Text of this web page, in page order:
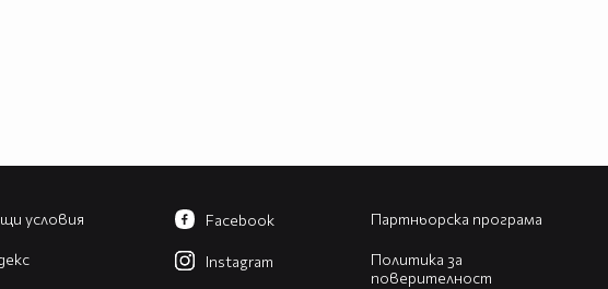
условия Партньорска програма
Политика за
поверителност
Facebook
Instagram